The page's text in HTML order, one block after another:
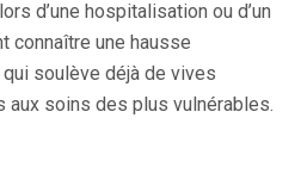
d’une hospitalisation ou d’un
connaître une hausse
soulève déjà de vives
aux soins des plus vulnérables.